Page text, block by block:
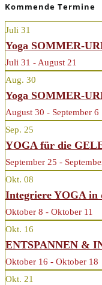
Kommende Termine
Juli 31
Yoga SOMMER-
Juli 31 - August 21
Aug. 30
Yoga SOMMER-
August 30 - September 6
Sep. 25
YOGA für die
September 25 -
Okt. 08
Integriere YOGA
Oktober 8 - Oktober 11
Okt. 16
ENTSPANNEN &
Oktober 16 - Oktober 18
Okt. 21